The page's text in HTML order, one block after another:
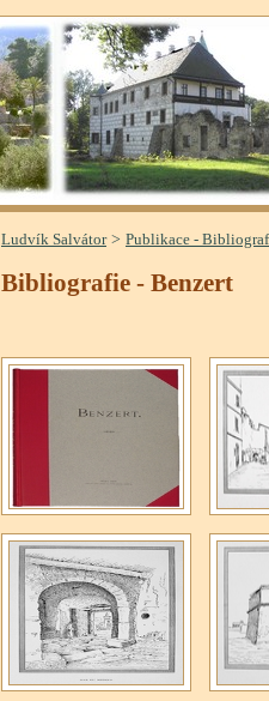
Ludvík Salvátor> Publikace -
Bibliografie - Benzert